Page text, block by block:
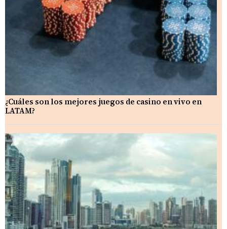
¿Cuáles son los mejores juegos de casino en vivo en
LATAM?